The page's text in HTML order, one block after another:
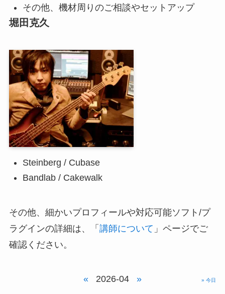
その他、機材周りのご相談やセットアップ
堀田克久
Steinberg / Cubase
Bandlab / Cakewalk
その他、細かいプロフィールや対応可能ソフト/プ
ラグインの詳細は、「 講師について 」ページでご
確認ください。
« 2026-04 » » 今日